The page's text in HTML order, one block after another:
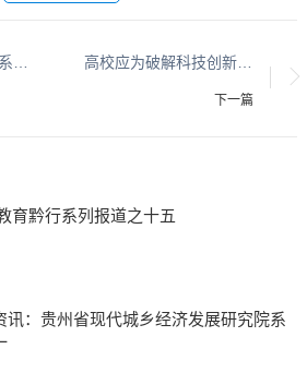
高校应为破解科技创新“最后一公里”难题主动担当作为
下一篇
彩贵州 教育黔行系列报道之十五
讯：贵州省现代城乡经济发展研究院系